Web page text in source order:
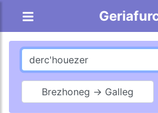
Brezhoneg → Galleg